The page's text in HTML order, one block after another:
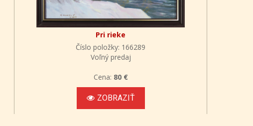
Pri rieke
Číslo položky: 166289
Voľný predaj
Cena: 80 €
ZOBRAZIŤ